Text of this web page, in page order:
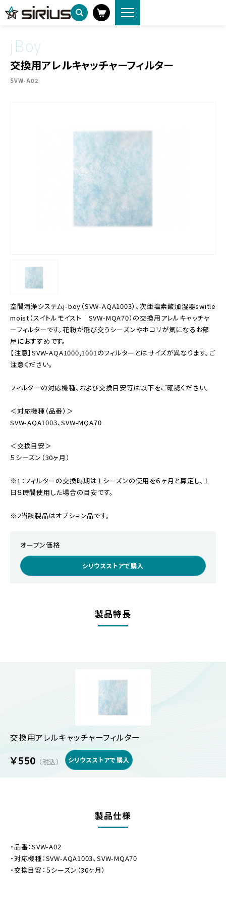
HOME 製品情報 交換用アレルキャッチャーフィルター
jBoy
交換用アレルキャッチャーフィルター
SVW-A02
空間清浄システムj-boy（SVW-AQA1003）、次亜塩素酸加湿器switle
moist（スイトルモイスト｜SVW-MQA70）の交換用アレルキャッチャ
ーフィルターです。花粉が飛び交うシーズンやホコリが気になるお部
屋におすすめです。
【注意】SVW-AQA1000,1001のフィルターとはサイズが異なります。ご
注意ください。
フィルターの対応機種、および交換目安等は以下をご確認ください。
＜対応機種（品番）＞
SVW-AQA1003、SVW-MQA70
＜交換目安＞
５シーズン（30ヶ月）
※1：フィルターの交換時期は１シーズンの使用を６ヶ月と算定し、１
日８時間使用した場合の目安です。
※2当該製品はオプション品です。
オープン価格
シリウスストアで購入
製品特長
交換用アレルキャッチャーフィルター
￥550 （税込） シリウスストアで購入
製品仕様
・品番：SVW-A02
・対応機種：SVW-AQA1003、SVW-MQA70
・交換目安：５シーズン（30ヶ月）